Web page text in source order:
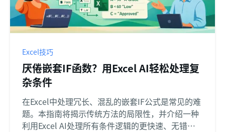
Excel技巧
厌倦嵌套IF函数？用Excel AI轻松处理复
杂条件
在Excel中处理冗长、混乱的嵌套IF公式是常见的难
题。本指南将揭示传统方法的局限性，并介绍一种
利用Excel AI处理所有条件逻辑的更快速、无错误